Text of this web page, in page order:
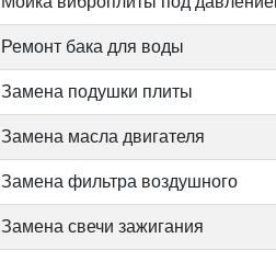
Ремонт бака для воды
Замена подушки плиты
Замена масла двигателя
Замена фильтра воздушного
Замена свечи зажигания